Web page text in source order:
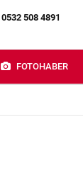
0532 508 4891
FOTOHABER